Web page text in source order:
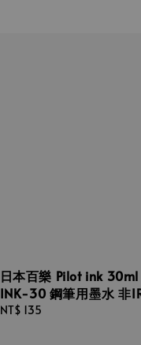
日本百樂 Pilot ink
INK-30 鋼筆用墨水 非
Regular
NT$ 135